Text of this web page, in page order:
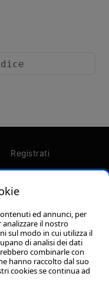
Registrati
- Zona Ind.le A,
P.I. 01693510438
ed annunci, per
il nostro
sul modo in cui utilizza il
di analisi dei dati
combinarle con
hanno raccolto dal suo
cookies se continua ad